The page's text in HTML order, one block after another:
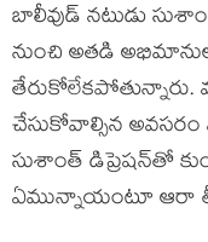
బాలీవుడ్ నటుడు
నుంచి అతడి
తేరుకోలేకపోతున్నారు.
చేసుకోవాల్సిన అవసరం
సుశాంత్ డిప్రెషన్‌తో
ఏమున్నాయంటూ ఆరా